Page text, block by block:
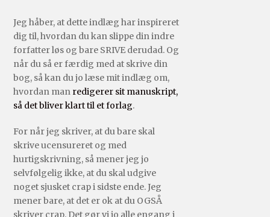
Jeg håber, at dette indlæg har inspireret
dig til, hvordan du kan slippe din indre
forfatter løs og bare SRIVE derudad. Og
når du så er færdig med at skrive din
bog, så kan du jo læse mit indlæg om,
hvordan man redigerer sit manuskript,
så det bliver klart til et forlag.
For når jeg skriver, at du bare skal
skrive ucensureret og med
hurtigskrivning, så mener jeg jo
selvfølgelig ikke, at du skal udgive
noget sjusket crap i sidste ende. Jeg
mener bare, at det er ok at du OGSÅ
skriver crap. Det gør vi jo alle engang i